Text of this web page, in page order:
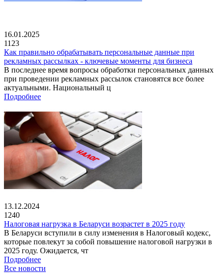
16.01.2025
1123
Как правильно обрабатывать персональные данные при
рекламных рассылках - ключевые моменты для бизнеса
В последнее время вопросы обработки персональных данных
при проведении рекламных рассылок становятся все более
актуальными. Национальный ц
Подробнее
13.12.2024
1240
Налоговая нагрузка в Беларуси возрастет в 2025 году
В Беларуси вступили в силу изменения в Налоговый кодекс,
которые повлекут за собой повышение налоговой нагрузки в
2025 году. Ожидается, чт
Подробнее
Все новости